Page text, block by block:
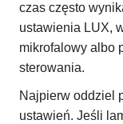
czas często
ustawienia LUX,
mikrofalowy albo
sterowania.
Najpierw oddziel
ustawień. Jeśli